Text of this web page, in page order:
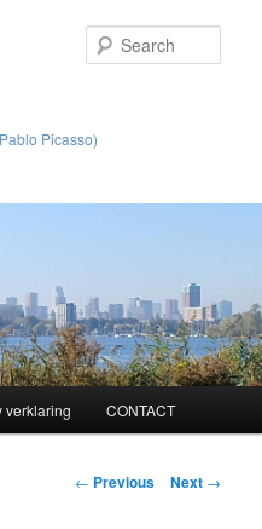
Picasso)
verklaring CONTACT
Post
← Previous Next →